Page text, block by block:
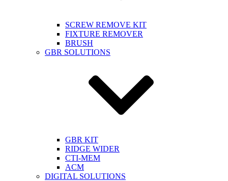
SCREW REMOVE KIT
FIXTURE REMOVER
BRUSH​
GBR SOLUTIONS
GBR KIT
RIDGE WIDER
CTI-MEM
ACM
DIGITAL SOLUTIONS